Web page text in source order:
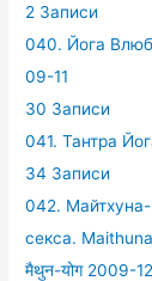
2 Записи
040. Йога
09-11
30 Записи
041. Тантра
34 Записи
042.
секса.
मैथुन-योग 2009-